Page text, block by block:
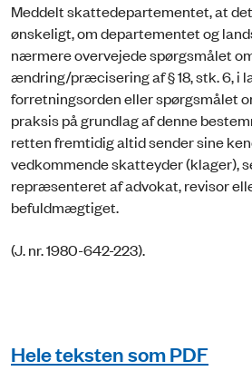
Meddelt skattedepartementet, at
ønskeligt, om departementet og
nærmere overvejede spørgsmålet
ændring/præcisering af § 18, stk. 6, i
forretningsorden eller spørgsmålet
praksis på grundlag af denne
retten fremtidig altid sender sine
vedkommende skatteyder (klager),
repræsenteret af advokat, revisor
befuldmægtiget.
(J. nr. 1980-642-223).
Hele teksten som PDF